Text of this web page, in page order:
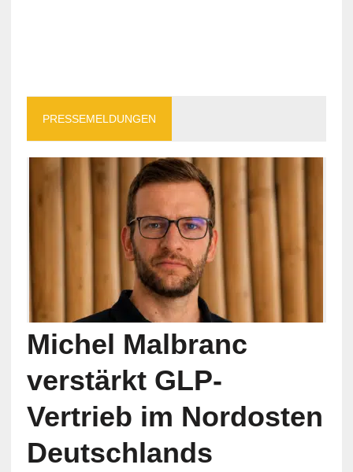
PRESSEMELDUNGEN
Michel Malbranc
verstärkt GLP-
Vertrieb im Nordosten
Deutschlands